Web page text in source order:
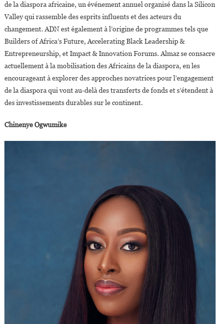
de la diaspora africaine, un événement annuel organisé dans la Silicon
Valley qui rassemble des esprits influents et des acteurs du
changement. ADN est également à l’origine de programmes tels que
Builders of Africa’s Future, Accelerating Black Leadership &
Entrepreneurship, et Impact & Innovation Forums. Almaz se consacre
actuellement à la mobilisation des Africains de la diaspora, en les
encourageant à explorer des approches novatrices pour l’engagement
de la diaspora qui vont au-delà des transferts de fonds et s’étendent à
des investissements durables sur le continent.
Chinenye Ogwumike